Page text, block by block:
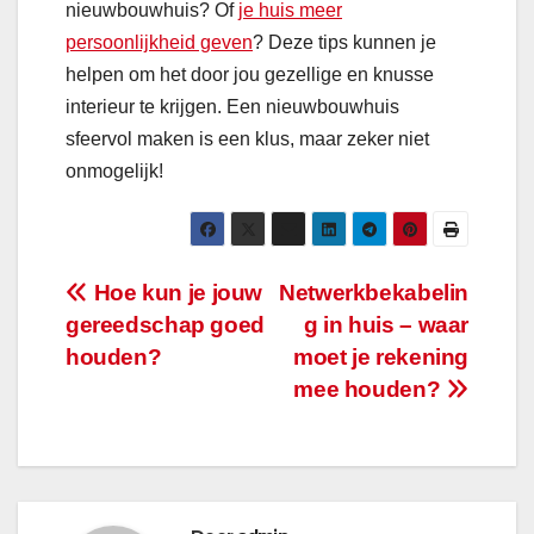
nieuwbouwhuis? Of je huis meer
persoonlijkheid geven? Deze tips kunnen je
helpen om het door jou gezellige en knusse
interieur te krijgen. Een nieuwbouwhuis
sfeervol maken is een klus, maar zeker niet
onmogelijk!
Bericht
navigatie
Netwerkbekabelin
g in huis – waar
moet je rekening
mee houden?
Hoe kun je jouw
gereedschap goed
houden?